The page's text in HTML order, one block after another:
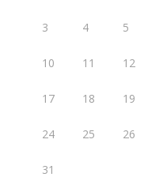
3 4 5
10 11 12
17 18 19
24 25 26
31